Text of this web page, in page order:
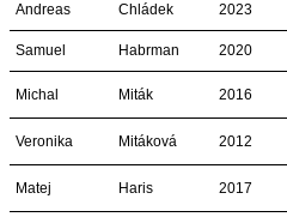
Andreas Chládek 2023
Samuel Habrman 2020
Michal Miták 2016
Veronika Mitáková 2012
Matej Haris 2017